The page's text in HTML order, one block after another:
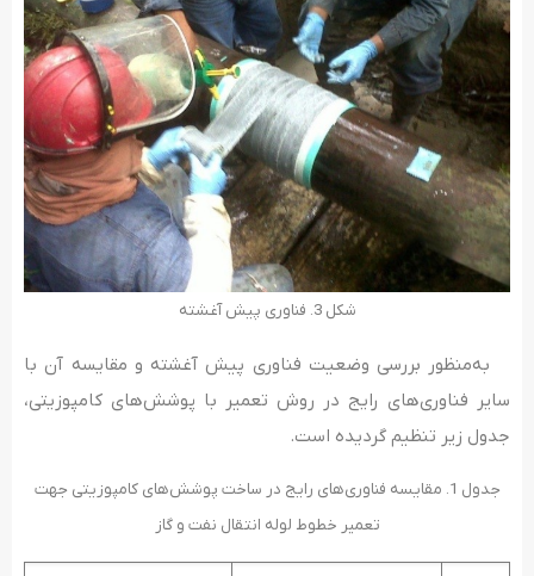
شکل 3. فناوری پیش­ آغشته
به‌منظور بررسی وضعیت فناوری پیش آغشته و مقایسه آن با
سایر فناوری­‌های رایج در روش تعمیر با پوشش‌­های کامپوزیتی،
جدول زیر تنظیم گردیده است.
جدول 1. مقایسه فناوری­‌های رایج در ساخت پوشش­‌های کامپوزیتی جهت
تعمیر خطوط لوله انتقال نفت و گاز